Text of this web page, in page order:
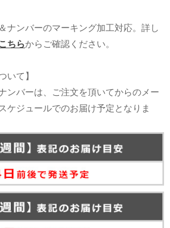
ナンバーのマーキング加工対応。詳し
ちらからご確認ください。
いて】
ンバーは、ご注文を頂いてからのメー
ケジュールでのお届け予定となりま